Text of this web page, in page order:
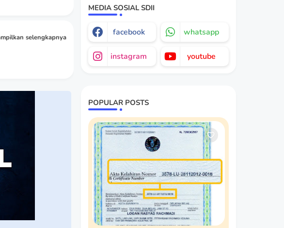
selengkapnya
MEDIA SOSIAL SDII
facebook whatsapp
instagram youtube
POPULAR POSTS